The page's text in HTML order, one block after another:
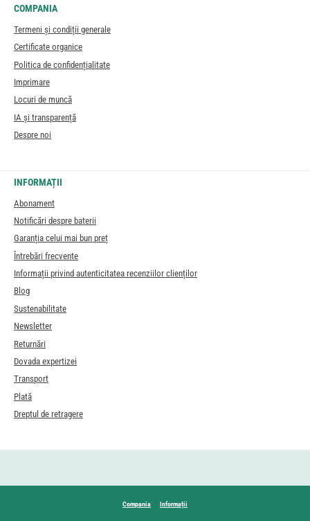
COMPANIA
Termeni și condiții generale
Certificate organice
Politica de confidențialitate
Imprimare
Locuri de muncă
IA și transparență
Despre noi
INFORMAȚII
Abonament
Notificări despre baterii
Garanția celui mai bun preț
Întrebări frecvente
Informații privind autenticitatea recenziilor clienților
Blog
Sustenabilitate
Newsletter
Returnări
Dovada expertizei
Transport
Plată
Dreptul de retragere
Compania Informații